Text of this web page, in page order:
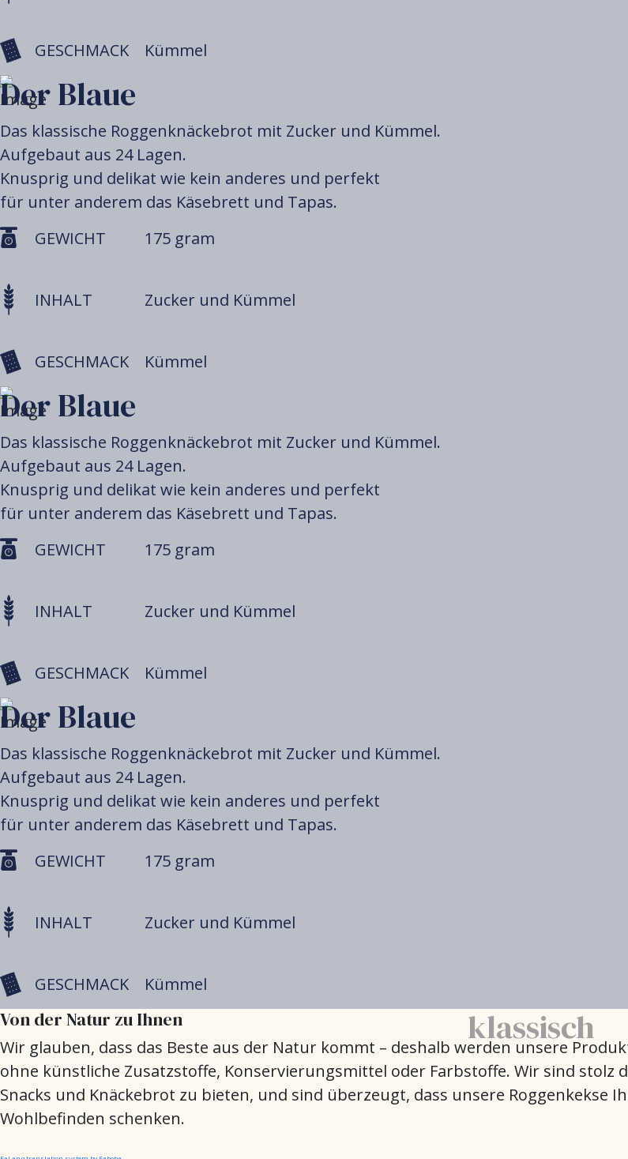
klassisch
GESCHMACK Kümmel
klassisch
Der Blaue
Das klassische Roggenknäckebrot mit Zucker und Kümmel.
Aufgebaut aus 24 Lagen.
Knusprig und delikat wie kein anderes und perfekt
für unter anderem das Käsebrett und Tapas.
GEWICHT
175 gram
INHALT Zucker und Kümmel
GESCHMACK Kümmel
klassisch
Der Blaue
Das klassische Roggenknäckebrot mit Zucker und Kümmel.
Aufgebaut aus 24 Lagen.
Knusprig und delikat wie kein anderes und perfekt
für unter anderem das Käsebrett und Tapas.
GEWICHT
175 gram
INHALT Zucker und Kümmel
GESCHMACK Kümmel
klassisch
Der Blaue
Das klassische Roggenknäckebrot mit Zucker und Kümmel.
Aufgebaut aus 24 Lagen.
Knusprig und delikat wie kein anderes und perfekt
für unter anderem das Käsebrett und Tapas.
GEWICHT
175 gram
INHALT Zucker und Kümmel
GESCHMACK Kümmel
klassisch
Von der Natur zu Ihnen
Wir glauben, dass das Beste aus der Natur kommt – deshalb werden unsere
ohne künstliche Zusatzstoffe, Konservierungsmittel oder Farbstoffe. Wir sind
Snacks und Knäckebrot zu bieten, und sind überzeugt, dass unsere Roggenkekse
Wohlbefinden schenken.